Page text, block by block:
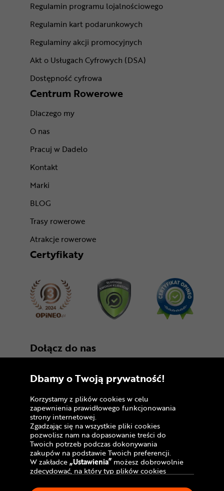
Regulamin programu lojalnościowego
Regulamin kart podarunkowych
Regulaminy akcji promocyjnych
Akt o Usługach Cyfrowych (DSA)
Dostępność cyfrowa
Centrum Rowerowe
Dlaczego my
O nas
Pracuj w Dadelo
Kontakt
Marki
BLOG
Trasy rowerowe
Atrakcje rowerowe
Certyfikaty
Dołącz do nas
Copyright © 2005 - 2026
Polityka prywatności i zasady korzystania z
serwisu
Informacja o plikach cookies
Dbamy o Twoją prywatność!
Korzystamy z plików cookies w celu
zapewnienia prawidłowego funkcjonowania
strony internetowej.
Zgadzając się na wszystkie pliki cookies
pozwolisz nam na dopasowanie treści do
Twoich potrzeb podczas dokonywania
zakupów na podstawie Twoich preferencji.
W zakładce„Ustawienia” możesz dobrowolnie
zdecydować, na który typ plików cookies
Klikając„Akceptuję”, wyrażasz zgodę na